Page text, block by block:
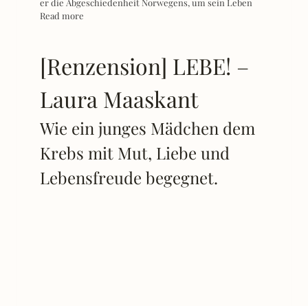
Read more
[Renzension] LEBE! –
Laura Maaskant
Wie ein junges Mädchen dem
Krebs mit Mut, Liebe und
Lebensfreude begegnet.